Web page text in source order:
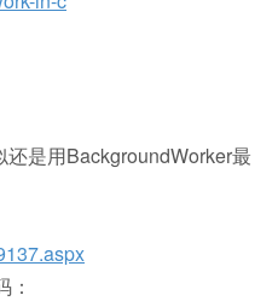
是用BackgroundWorker最